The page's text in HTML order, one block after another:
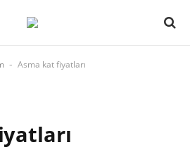
- Asma kat fiyatları